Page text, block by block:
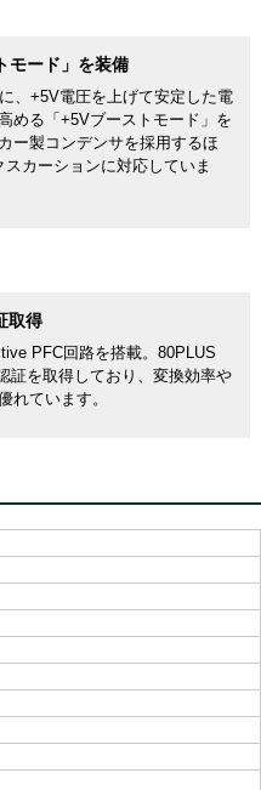
モード」を装備
、+5V電圧を上げて安定した電
める「+5Vブーストモード」を
ー製コンデンサを採用するほ
カーションに対応していま
取得
PFC回路を搭載。80PLUS
証を取得しており、変換効率や
れています。